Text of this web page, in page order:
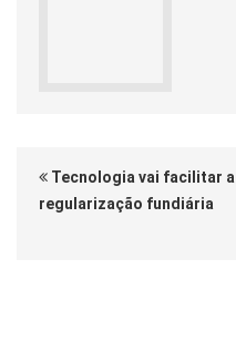
Tecnologia vai facilitar a
regularização fundiária